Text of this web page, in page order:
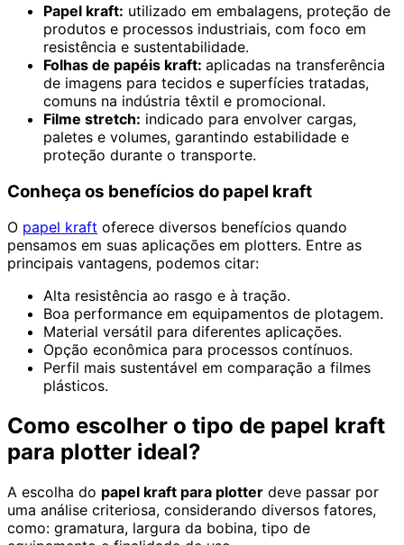
Papel kraft: utilizado em embalagens, proteção de
produtos e processos industriais, com foco em
resistência e sustentabilidade.
Folhas de papéis kraft: aplicadas na transferência
de imagens para tecidos e superfícies tratadas,
comuns na indústria têxtil e promocional.
Filme stretch: indicado para envolver cargas,
paletes e volumes, garantindo estabilidade e
proteção durante o transporte.
Conheça os benefícios do papel kraft
O papel kraft oferece diversos benefícios quando
pensamos em suas aplicações em plotters. Entre as
principais vantagens, podemos citar:
Alta resistência ao rasgo e à tração.
Boa performance em equipamentos de plotagem.
Material versátil para diferentes aplicações.
Opção econômica para processos contínuos.
Perfil mais sustentável em comparação a filmes
plásticos.
Como escolher o tipo de papel kraft
para plotter ideal?
A escolha do papel kraft para plotter deve passar por
uma análise criteriosa, considerando diversos fatores,
como: gramatura, largura da bobina, tipo de